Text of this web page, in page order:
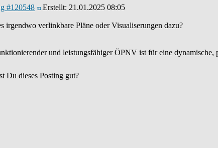
#120548 Erstellt: 21.01.2025 08:05
irgendwo verlinkbare Pläne oder Visualiserungen dazu?
und leistungsfähiger ÖPNV ist für eine
Du dieses Posting gut?